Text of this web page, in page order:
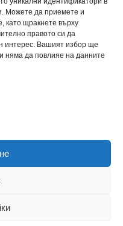
Можете да приемете и
като щракнете върху
правото си да
интерес. Вашият избор ще
няма да повлияе на данните